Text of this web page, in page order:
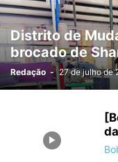
Distrito de
brocado de
Redação - 27 de julho de